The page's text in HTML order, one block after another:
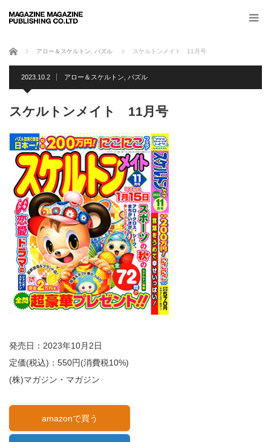
ホーム アロー＆スケルトン パズル スケルトンメイト 11月号
2023.10.2 アロー＆スケルトン パズル
スケルトンメイト 11月号
発売日：2023年10月2日
定価(税込)：550円(消費税10%)
(株)マガジン・マガジン
amazonで買う